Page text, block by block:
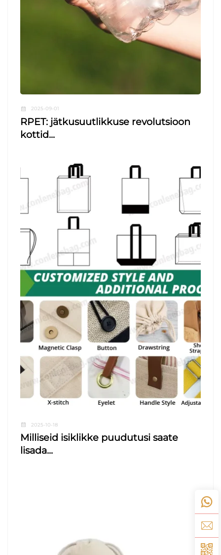
2025-09-01
RPET: jätkusuutlikkuse revolutsioon
kottid...
2025-10-18
Milliseid isiklikke puudutusi saate
lisada...